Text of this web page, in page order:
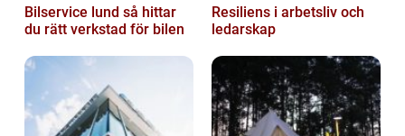
Bilservice lund så hittar
du rätt verkstad för bilen
Resiliens i arbetsliv och
ledarskap